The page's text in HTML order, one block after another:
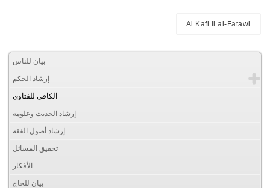
Al Kafi li al-Fatawi
بيان للناس
إرشاد الحكم
الكافي للفتاوي
إرشاد الحديث وعلومه
إرشاد أصول الفقه
تحقيق المسائل
الأفكار
بيان للحاج